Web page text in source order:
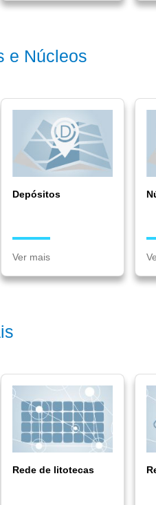
e Núcleos
Depósitos
Ver mais
Rede de litotecas